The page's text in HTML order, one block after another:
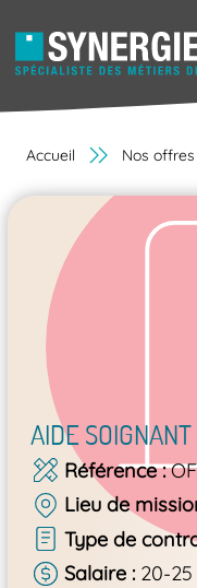
Accueil Nos offres
AIDE
Référence
Lieu de
Type de
Salaire
20-